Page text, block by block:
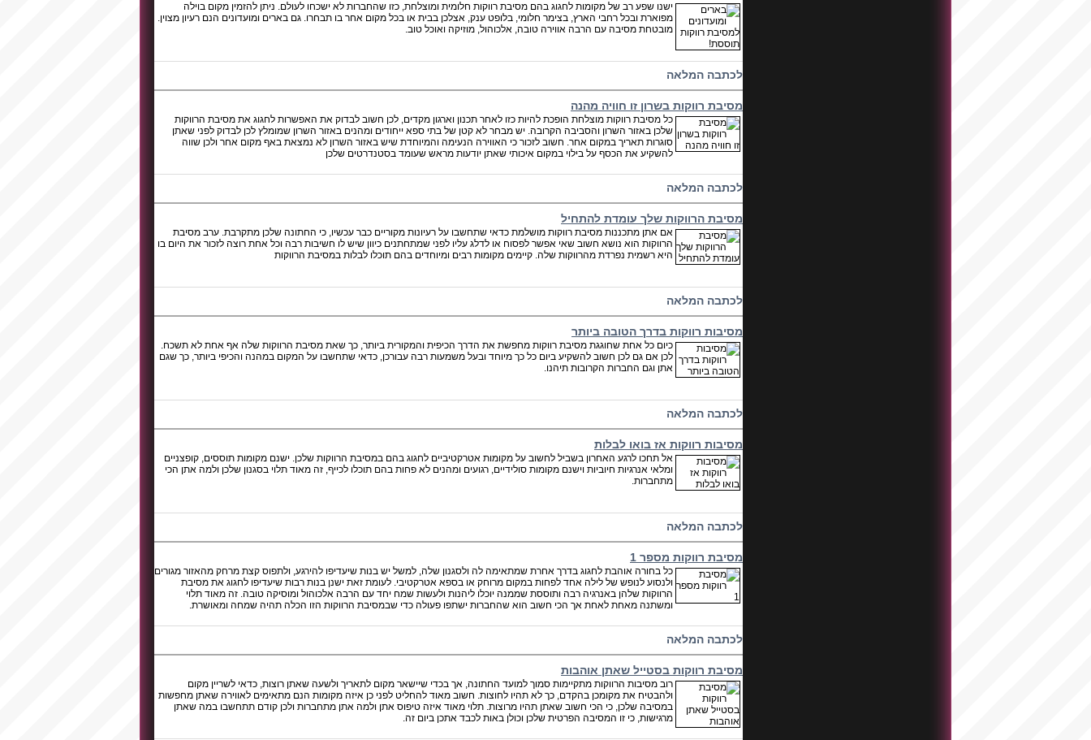
ישנו שפע רב של מקומות לחגוג בהם מסיבת רווקות חלומית ומוצלחת, כזו שהחברות לא ישכחו לעולם. ניתן להזמין מקום בוילה
מפוארת ובכל רחבי הארץ, בצימר חלומי, בלופט ענק, אצלכן בבית או בכל מקום אחר בו תבחרו. גם בארים ומועדונים הנם רעיון מצוין.
מובטחת מסיבה עם הרבה אווירה טובה, אלכוהול, מוזיקה ואוכל טוב.
לכתבה המלאה
מסיבת רווקות בשרון זו חוויה מהנה
כל מסיבת רווקות מוצלחת הופכת להיות כזו לאחר תכנון וארגון מקדים, לכן חשוב לבדוק את האפשרות לחגוג את מסיבת הרווקות
שלכן באזור השרון והסביבה הקרובה. יש מבחר לא קטן של בתי ספא ייחודים ומהנים באזור השרון שמומלץ לכן לבדוק לפני שאתן
סוגרות תאריך במקום אחר. חשוב לזכור כי האווירה הנעימה והמיוחדת שיש באזור השרון לא נמצאת באף מקום אחר ולכן שווה
להשקיע את הכסף על בילוי במקום איכותי שאתן יודעות מראש שעומד בסטנדרטים שלכן
לכתבה המלאה
מסיבת הרווקות שלך עומדת להתחיל
אם אתן מתכננות מסיבת רווקות מושלמת כדאי שתחשבו על רעיונות מקוריים כבר עכשיו, כי החתונה שלכן מתקרבת. ערב מסיבת
הרווקות הוא נושא חשוב שאי אפשר לפסוח או לדלג עליו לפני שמתחתנים כיוון שיש לו חשיבות רבה וכל אחת רוצה לזכור את היום בו
היא רשמית נפרדת מהרווקות שלה. קיימים מקומות רבים ומיוחדים בהם תוכלו לבלות במסיבת הרווקות
לכתבה המלאה
מסיבות רווקות בדרך הטובה ביותר
כיום כל אחת שחוגגת מסיבת רווקות מחפשת את הדרך הכיפית והמקורית ביותר, כך שאת מסיבת הרווקות שלה אף אחת לא תשכח.
לכן אם גם לכן חשוב להשקיע ביום כל כך מיוחד ובעל משמעות רבה עבורכן, כדאי שתחשבו על המקום במהנה והכיפי ביותר, כך שגם
אתן וגם החברות הקרובות תיהנו.
לכתבה המלאה
מסיבות רווקות אז בואו לבלות
אל תחכו לרגע האחרון בשביל לחשוב על מקומות אטרקטיביים לחגוג בהם במסיבת הרווקות שלכן. ישנם מקומות תוססים, קופצניים
ומלאי אנרגיות חיוביות וישנם מקומות סולידיים, רגועים ומהנים לא פחות בהם תוכלו לכייף, זה מאוד תלוי בסגנון שלכן ולמה אתן הכי
מתחברות.
לכתבה המלאה
מסיבת רווקות מספר 1
כל בחורה אוהבת לחגוג בדרך אחרת שמתאימה לה ולסגנון שלה, למשל יש בנות שיעדיפו להירגע, ולתפוס קצת מרחק מהאזור מגורים
ולנסוע לנופש של לילה אחד לפחות במקום מרוחק או בספא אטרקטיבי. לעומת זאת ישנן בנות רבות שיעדיפו לחגוג את מסיבת
הרווקות שלהן באנרגיה רבה ותוססת שממנה יוכלו ליהנות ולעשות שמח יחד עם הרבה אלכוהול ומוסיקה טובה. זה מאוד תלוי
ומשתנה מאחת לאחת אך הכי חשוב הוא שהחברות ישתפו פעולה כדי שבמסיבת הרווקות הזו הכלה תהיה שמחה ומאושרת.
לכתבה המלאה
מסיבת רווקות בסטייל שאתן אוהבות
רוב מסיבות הרווקות מתקיימות סמוך למועד החתונה, אך בכדי שיישאר מקום לתאריך ולשעה שאתן רוצות, כדאי לשריין מקום
ולהבטיח את מקומכן בהקדם, כך לא תהיו לחוצות. חשוב מאוד להחליט לפני כן איזה מקומות הנם מתאימים לאווירה שאתן מחפשות
במסיבה שלכן, כי הכי חשוב שאתן תהיו מרוצות. תלוי מאוד איזה טיפוס אתן ולמה אתן מתחברות ולכן קודם תתחשבו במה שאתן
מרגישות, כי זו המסיבה הפרטית שלכן וכולן באות לכבד אתכן ביום זה.